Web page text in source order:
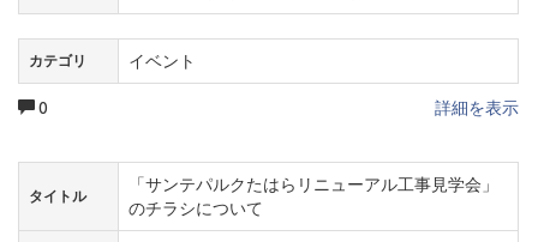
カテゴリ イベント
0 詳細を表示
タイトル
「サンテパルクたはらリニューアル工事見学会」
のチラシについて